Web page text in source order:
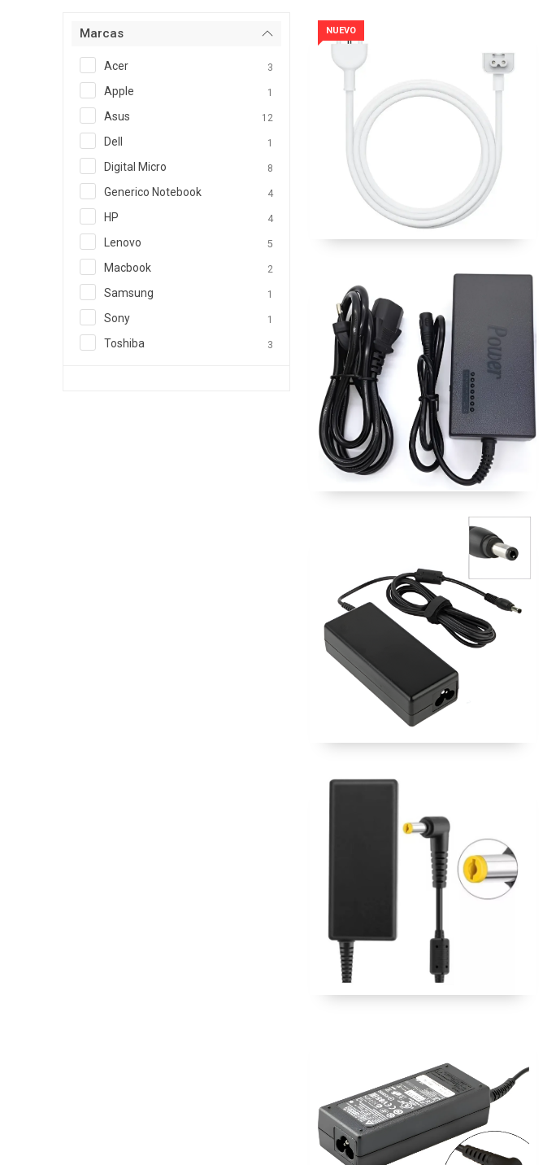
Marcas
Acer 3
Apple 1
Asus 12
Dell 1
Digital Micro 8
Generico Notebook 4
HP 4
Lenovo 5
Macbook 2
Samsung 1
Sony 1
Toshiba 3
NUEVO